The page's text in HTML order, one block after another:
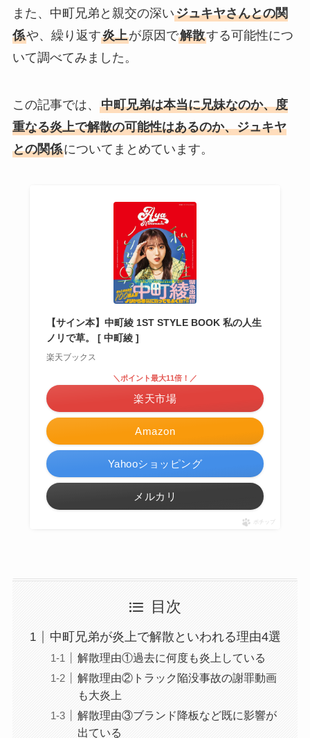
また、中町兄弟と親交の深いジュキヤさんとの関
係や、繰り返す炎上が原因で解散する可能性につ
いて調べてみました。
この記事では、 中町兄弟は本当に兄妹なのか、度
重なる炎上で解散の可能性はあるのか、ジュキヤ
との関係についてまとめています。
【サイン本】中町綾 1ST STYLE BOOK 私の人生
ノリで草。 [ 中町綾 ]
楽天ブックス
Amazon
＼ポイント最大11倍！／
楽天市場
Yahooショッピング
メルカリ
ポチップ
目次
中町兄弟が炎上で解散といわれる理由4選
解散理由①過去に何度も炎上している
解散理由②トラック陥没事故の謝罪動画
も大炎上
解散理由③ブランド降板など既に影響が
出ている